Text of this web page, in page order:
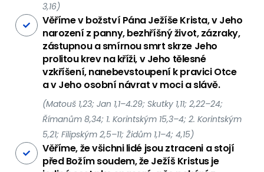
3,16)
Věříme v božství Pána Ježíše Krista, v Jeho
narození z panny, bezhříšný život, zázraky,
zástupnou a smírnou smrt skrze Jeho
prolitou krev na kříži, v Jeho tělesné
vzkříšení, nanebevstoupení k pravici Otce
a v Jeho osobní návrat v moci a slávě.
(Matouš 1,23; Jan 1,1–4.29; Skutky 1,11; 2,22–24;
Římanům 8,34; 1. Korintským 15,3–4; 2. Korintským
5,21; Filipským 2,5–11; Židům 1,1–4; 4,15)
Věříme, že všichni lidé jsou ztraceni a stojí
před Božím soudem, že Ježíš Kristus je